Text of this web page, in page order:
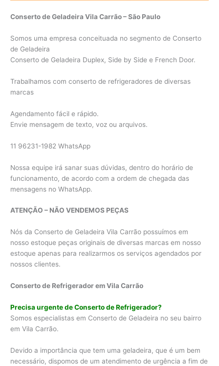
Conserto de Geladeira Vila Carrão – São Paulo
Somos uma empresa conceituada no segmento de Conserto
de Geladeira
Conserto de Geladeira Duplex, Side by Side e French Door.
Trabalhamos com conserto de refrigeradores de diversas
marcas
Agendamento fácil e rápido.
Envie mensagem de texto, voz ou arquivos.
11 96231-1982 WhatsApp
Nossa equipe irá sanar suas dúvidas, dentro do horário de
funcionamento, de acordo com a ordem de chegada das
mensagens no WhatsApp.
ATENÇÃO – NÃO VENDEMOS PEÇAS
Nós da Conserto de Geladeira Vila Carrão possuímos em
nosso estoque peças originais de diversas marcas em nosso
estoque apenas para realizarmos os serviços agendados por
nossos clientes.
Conserto de Refrigerador em Vila Carrão
Precisa urgente de Conserto de Refrigerador?
Somos especialistas em Conserto de Geladeira no seu bairro
em Vila Carrão.
Devido a importância que tem uma geladeira, que é um bem
necessário, dispomos de um atendimento de urgência a fim de